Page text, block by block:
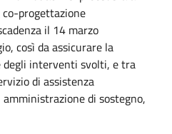
progettazione
il 14 marzo
così da assicurare la
interventi svolti, e tra
di assistenza
di sostegno,